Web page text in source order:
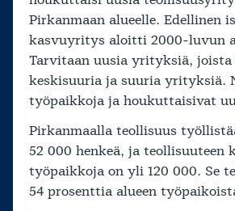
Pirkanmaan alueelle. Edellinen
kasvuyritys aloitti 2000-luvun
Tarvitaan uusia yrityksiä, joista
keskisuuria ja suuria yrityksiä.
työpaikkoja ja houkuttaisivat
Pirkanmaalla teollisuus
52 000 henkeä, ja
työpaikkoja on yli 120 000. Se
54 prosenttia alueen